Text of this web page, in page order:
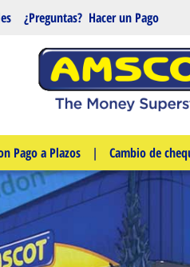
¿Preguntas? Hacer un Pago
Pago a Plazos | Cambio de